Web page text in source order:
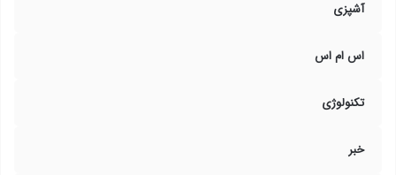
آشپزی
اس ام اس
تکنولوژی
خبر